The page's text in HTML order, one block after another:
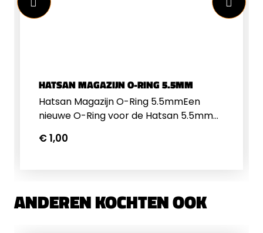
HATSAN MAGAZIJN O-RING 5.5MM
Hatsan Magazijn O-Ring 5.5mmEen
nieuwe O-Ring voor de Hatsan 5.5mm
€ 1,00
ANDEREN KOCHTEN OOK